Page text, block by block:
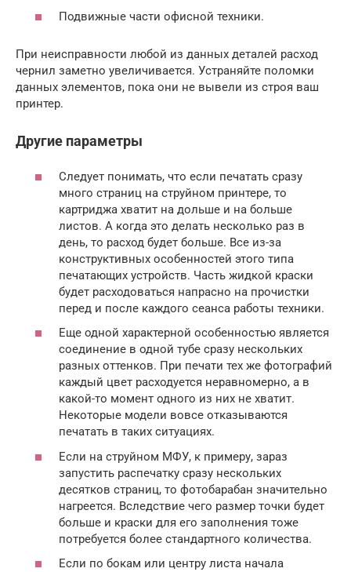
Подвижные части офисной техники.
При неисправности любой из данных деталей расход
чернил заметно увеличивается. Устраняйте поломки
данных элементов, пока они не вывели из строя ваш
принтер.
Другие параметры
Следует понимать, что если печатать сразу
много страниц на струйном принтере, то
картриджа хватит на дольше и на больше
листов. А когда это делать несколько раз в
день, то расход будет больше. Все из-за
конструктивных особенностей этого типа
печатающих устройств. Часть жидкой краски
будет расходоваться напрасно на прочистки
перед и после каждого сеанса работы техники.
Еще одной характерной особенностью является
соединение в одной тубе сразу нескольких
разных оттенков. При печати тех же фотографий
каждый цвет расходуется неравномерно, а в
какой-то момент одного из них не хватит.
Некоторые модели вовсе отказываются
печатать в таких ситуациях.
Если на струйном МФУ, к примеру, зараз
запустить распечатку сразу нескольких
десятков страниц, то фотобарабан значительно
нагреется. Вследствие чего размер точки будет
больше и краски для его заполнения тоже
потребуется более стандартного количества.
Если по бокам или центру листа начала